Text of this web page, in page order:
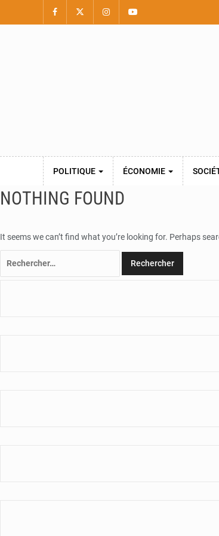
POLITIQUE ÉCONOMIE
NOTHING FOUND
It seems we can’t find what you’re looking for. Perhaps